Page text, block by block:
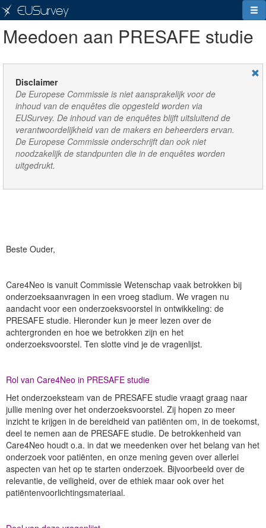
EUSurvey
Meedoen aan PRESAFE studie
Disclaimer
De Europese Commissie is niet aansprakelijk voor de
inhoud van de enquêtes die opgesteld worden via
EUSurvey. De inhoud van de enquêtes blijft uitsluitend de
verantwoordelijkheid van de makers en beheerders ervan.
De Europese Commissie onderschrijft dan ook niet
noodzakelijk de standpunten die in de enquêtes worden
uitgedrukt.
Beste Ouder,
Care4Neo is vanuit Commissie Wetenschap vaak betrokken bij
onderzoeksaanvragen in een vroeg stadium. We vragen nu
aandacht voor een onderzoeksvoorstel in ontwikkeling: de
PRESAFE studie. Hieronder kun je meer lezen over de
achtergronden en hoe we betrokken zijn en het
onderzoeksvoorstel. Ten slotte vind je de vragenlijst.
Rol van Care4Neo in PRESAFE studie
Het onderzoeksteam van de PRESAFE studie vraagt graag naar
jullie mening over het onderzoeksvoorstel. Zij hopen zo meer
inzicht te krijgen in de bereidheid van patiënten om, in de toekomst,
deel te nemen aan de PRESAFE studie. De betrokkenheid van
Care4Neo houdt o.a. in dat we meedenken over het belang van het
onderzoek voor patiënten, en onze mening geven over allerlei
aspecten van het op te starten onderzoek. Bijvoorbeeld over de
relevantie, de veiligheid, over de ethiek maar ook over het
patiëntenvoorlichtingsmateriaal.